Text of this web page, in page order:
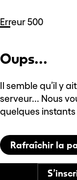
Erreur 500
Oups...
Il semble qu’il y
serveur... Nous
quelques
Rafraîchir la